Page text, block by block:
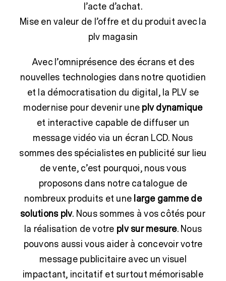
l’acte d’achat.
Mise en valeur de l’offre et du produit avec la
plv magasin
Avec l’omniprésence des écrans et des
nouvelles technologies dans notre quotidien
et la démocratisation du digital, la PLV se
modernise pour devenir une plv dynamique
et interactive capable de diffuser un
message vidéo via un écran LCD. Nous
sommes des spécialistes en publicité sur lieu
de vente, c’est pourquoi, nous vous
proposons dans notre catalogue de
nombreux produits et une large gamme de
solutions plv. Nous sommes à vos côtés pour
la réalisation de votre plv sur mesure. Nous
pouvons aussi vous aider à concevoir votre
message publicitaire avec un visuel
impactant, incitatif et surtout mémorisable